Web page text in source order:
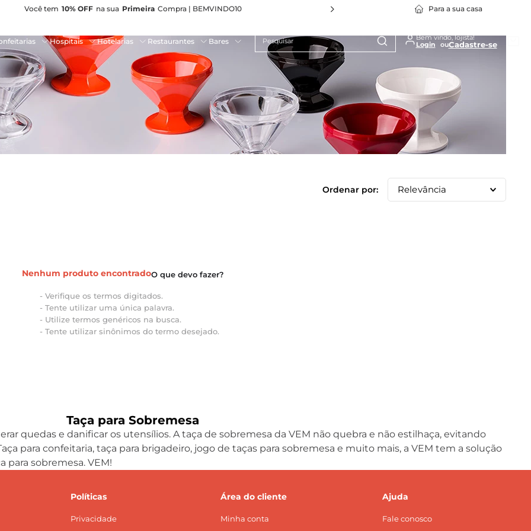
Você tem 10% OFF na sua Primeira Compra | BEMVINDO10 Para a sua casa
Hospitais Hotelarias Restaurantes Bares
Pesquisar Bem vindo, lojista!
Cadastre-se
Relevância
Nenhum produto encontrado
Verifique os termos digitados.
Tente utilizar uma única palavra.
Utilize termos genéricos na busca.
Tente utilizar sinônimos do termo desejado.
Taça para Sobremesa
quedas e danificar os utensílios. A taça de sobremesa da VEM não quebra e não estilhaça, evitando
para confeitaria, taça para brigadeiro, jogo de taças para sobremesa e muito mais, a VEM tem a solução
para sobremesa. VEM!
Políticas
Privacidade
Área do cliente
Minha conta
Ajuda
Fale conosco
º Policarbonato
2º Travessa Stillo
3º Cuba Gn
4 º
5
6